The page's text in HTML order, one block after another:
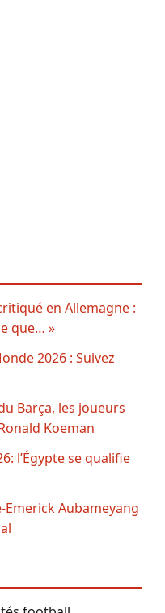
en Allemagne :
que… »
2026 : Suivez
Barça, les joueurs
Koeman
l’Égypte se qualifie
Emerick Aubameyang